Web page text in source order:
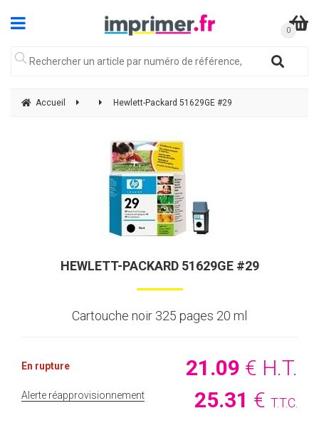
Accueil Hewlett-Packard 51629GE #29
HEWLETT-PACKARD 51629GE #29
Cartouche noir 325 pages 20 ml
21 .09 € H.T.
25.31 € T.T.C.
En rupture
Alerte réapprovisionnement